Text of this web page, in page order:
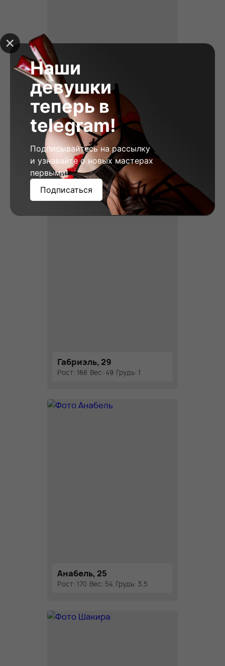
Вера, 23
Рост: 178 Вес: 58 Грудь: 2
Габриэль, 29
Рост: 168 Вес: 49 Грудь: 1
Анабель, 25
Рост: 170 Вес: 54 Грудь: 3.5
Наши
девушки
теперь в
telegram!
Подписывайтесь на рассылку
и узнавайте о новых мастерах
первыми!
Подписаться